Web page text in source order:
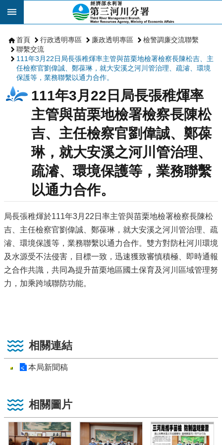
跳到主要內容區塊
首頁 行政透明專區 廉政透明專區
檢警調廉交流聯繫
聯繫交流
111年3月22日局長張稚煇率主管與苗栗地檢署檢察長陳松吉、主
任檢察官劉偉誠、鄭葆琳，就大安溪之河川管治理、疏濬、環境
保護等，業務聯繫以通力合作。
111年3月22日局長張稚煇率
主管與苗栗地檢署檢察長陳松
吉、主任檢察官劉偉誠、鄭葆
琳，就大安溪之河川管治理、
疏濬、環境保護等，業務聯繫
以通力合作。
局長張稚煇於111年3月22日率主管與苗栗地檢署檢察長陳松
吉、主任檢察官劉偉誠、鄭葆琳，就大安溪之河川管治理、疏
濬、環境保護等，業務聯繫以通力合作。雙方對防杜河川環境
及水源受不法侵害，目標一致，迅速獲致審慎積極、即時通報
之合作共識，共同為提升苗栗地區國土保育及河川區域管理努
力，加乘跨域聯防功能。
相關連結
本局新聞稿
相關圖片